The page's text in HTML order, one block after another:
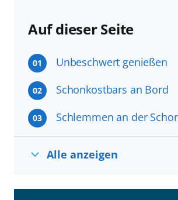
Auf dieser Seite
01 Unbeschwert genießen
02 Schonkostbars an Bord
03 Schlemmen an der
Alle anzeigen